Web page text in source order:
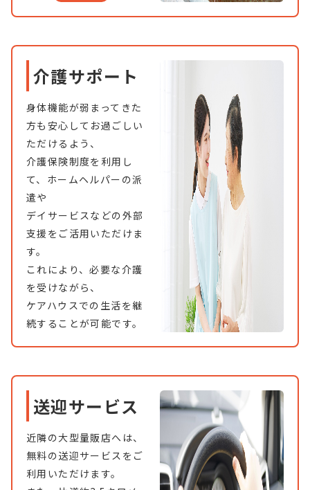
介護サポート
身体機能が弱まってきた
方も安心してお過ごしい
ただけるよう、
介護保険制度を利用し
て、ホームヘルパーの派
遣や
デイサービスなどの外部
支援をご活用いただけま
す。
これにより、必要な介護
を受けながら、
ケアハウスでの生活を継
続することが可能です。
送迎サービス
近隣の大型量販店へは、
無料の送迎サービスをご
利用いただけます。